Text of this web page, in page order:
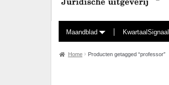
Maandblad KwartaalSignaal
Home Producten getagged “professor”